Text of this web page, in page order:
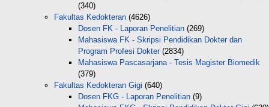
(340)
Fakultas Kedokteran (4626)
Dosen FK - Laporan Penelitian (269)
Mahasiswa FK - Skripsi Pendidikan Dokter dan
Program Profesi Dokter(2834)
Mahasiswa Pascasarjana - Tesis Magister Biomedik
(379)
Fakultas Kedokteran Gigi (640)
Dosen FKG - Laporan Penelitian (9)